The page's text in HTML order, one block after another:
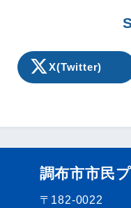
X(Twitter)
調布市市民
〒182-0022